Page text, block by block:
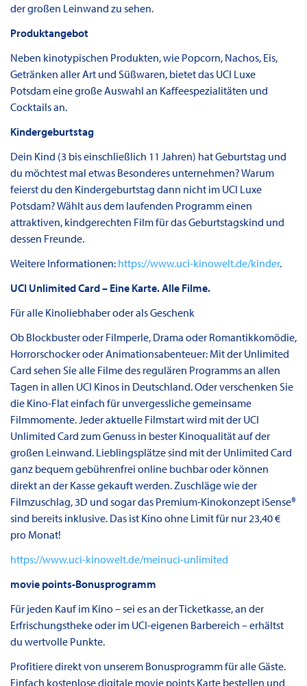
der großen Leinwand zu sehen.
Produktangebot
Neben kinotypischen Produkten, wie Popcorn, Nachos, Eis,
Getränken aller Art und Süßwaren, bietet das UCI Luxe
Potsdam eine große Auswahl an Kaffeespezialitäten und
Cocktails an.
Kindergeburtstag
Dein Kind (3 bis einschließlich 11 Jahren) hat Geburtstag und
du möchtest mal etwas Besonderes unternehmen? Warum
feierst du den Kindergeburtstag dann nicht im UCI Luxe
Potsdam? Wählt aus dem laufenden Programm einen
attraktiven, kindgerechten Film für das Geburtstagskind und
dessen Freunde.
Weitere Informationen: https://www.uci-kinowelt.de/kinder.
UCI Unlimited Card – Eine Karte. Alle Filme.
Für alle Kinoliebhaber oder als Geschenk
Ob Blockbuster oder Filmperle, Drama oder Romantikkomödie,
Horrorschocker oder Animationsabenteuer: Mit der Unlimited
Card sehen Sie alle Filme des regulären Programms an allen
Tagen in allen UCI Kinos in Deutschland. Oder verschenken Sie
die Kino-Flat einfach für unvergessliche gemeinsame
Filmmomente. Jeder aktuelle Filmstart wird mit der UCI
Unlimited Card zum Genuss in bester Kinoqualität auf der
großen Leinwand. Lieblingsplätze sind mit der Unlimited Card
ganz bequem gebührenfrei online buchbar oder können
direkt an der Kasse gekauft werden. Zuschläge wie der
Filmzuschlag, 3D und sogar das Premium-Kinokonzept iSense®
sind bereits inklusive. Das ist Kino ohne Limit für nur 23,40 €
pro Monat!
https://www.uci-kinowelt.de/meinuci-unlimited
movie points-Bonusprogramm
Für jeden Kauf im Kino – sei es an der Ticketkasse, an der
Erfrischungstheke oder im UCI-eigenen Barbereich – erhältst
du wertvolle Punkte.
Profitiere direkt von unserem Bonusprogramm für alle Gäste.
Einfach kostenlose digitale movie points Karte bestellen und